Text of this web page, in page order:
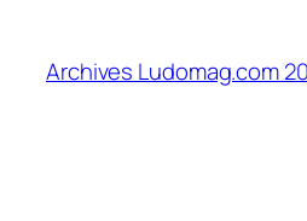
contenu
Archives Ludomag.com